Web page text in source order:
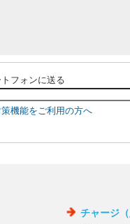
フォンに送る
機能をご利用の方へ